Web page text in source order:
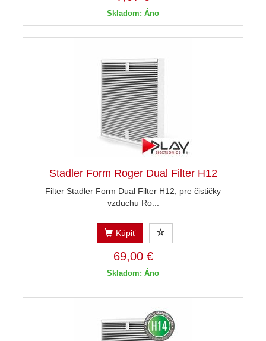
Skladom: Áno
Stadler Form Roger Dual Filter H12
Filter Stadler Form Dual Filter H12, pre čističky
vzduchu Ro...
Kúpiť
69,00 €
Skladom: Áno